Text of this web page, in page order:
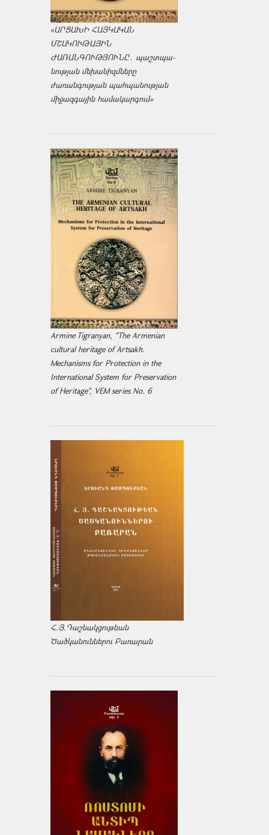
«ԱՐՑԱԽԻ ՀԱՅԿԱԿԱՆ
ՄՇԱԿՈՒԹԱՅԻՆ
ԺԱՌԱՆԳՈՒԹՅՈՒՆԸ․ պաշտպա­
նության մեխանիզմները
ժառանգության պահպանության
միջազ­գային համակարգում»
Armine Tigranyan, "The Armenian
cultural heritage of Artsakh.
Mechanisms for Protection in the
International System for Preservation
of Heritage", VEM series No. 6
Հ.Յ.Դաշնակցութեան
Ծածկանուններու Բառարան